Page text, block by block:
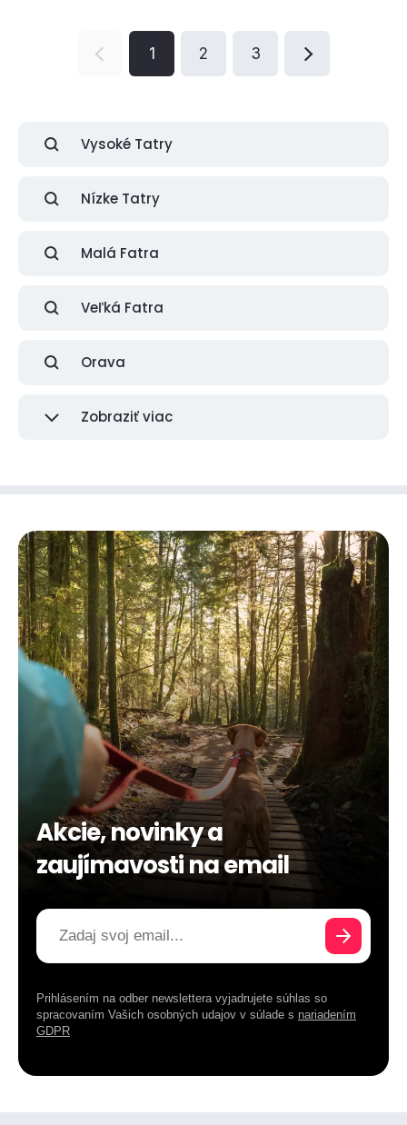
1 2 3
Vysoké Tatry
Nízke Tatry
Malá Fatra
Veľká Fatra
Orava
Zobraziť viac
Akcie, novinky a
zaujímavosti na email
Prihlásením na odber newslettera vyjadrujete súhlas so
spracovaním Vašich osobných udajov v súlade s nariadením
GDPR